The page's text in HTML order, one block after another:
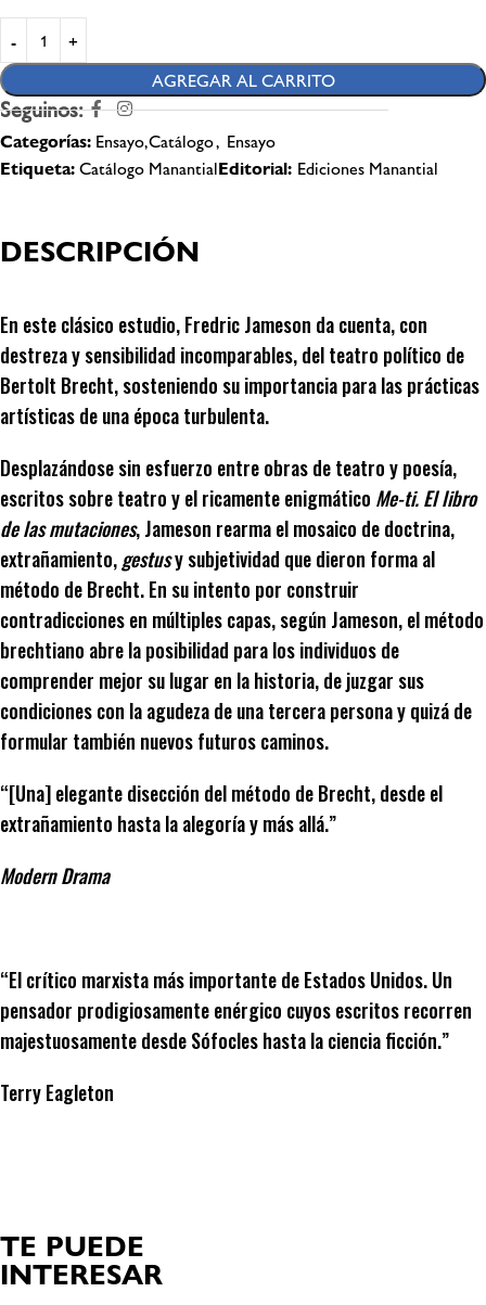
AGREGAR AL CARRITO
Seguinos:
Categorías: Ensayo,Catálogo, Ensayo
Etiqueta:Catálogo ManantialEditorial: Ediciones Manantial
DESCRIPCIÓN
En este clásico estudio, Fredric Jameson da cuenta, con
destreza y sensibilidad incomparables, del teatro político de
Bertolt Brecht, sosteniendo su importancia para las prácticas
artísticas de una época turbulenta.
Desplazándose sin esfuerzo entre obras de teatro y poesía,
escritos sobre teatro y el ricamente enigmático Me-ti. El libro
de las mutaciones, Jameson rearma el mosaico de doctrina,
extrañamiento,gestusy subjetividad que dieron forma al
método de Brecht. En su intento por construir
contradicciones en múltiples capas, según Jameson, el método
brechtiano abre la posibilidad para los individuos de
comprender mejor su lugar en la historia, de juzgar sus
condiciones con la agudeza de una tercera persona y quizá de
formular también nuevos futuros caminos.
“[Una] elegante disección del método de Brecht, desde el
extrañamiento hasta la alegoría y más allá.”
Modern Drama
“El crítico marxista más importante de Estados Unidos. Un
pensador prodigiosamente enérgico cuyos escritos recorren
majestuosamente desde Sófocles hasta la ciencia ficción.”
Terry Eagleton
TE PUEDE
INTERESAR